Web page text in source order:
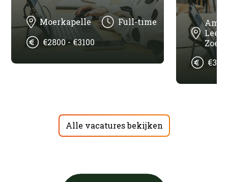
Moerkapelle
Full-time
€2800 - €3100
Alle vacatures bekijken